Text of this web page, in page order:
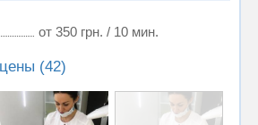
от 350 грн. / 10 мин.
(42)